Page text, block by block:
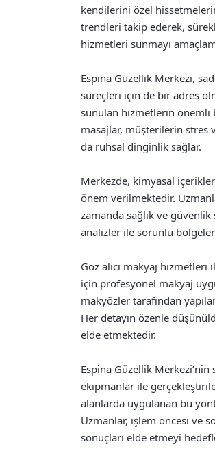
kendilerini özel
trendleri takip ederek,
hizmetleri sunmayı
Espina Güzellik Merkezi,
süreçleri için de bir adres
sunulan hizmetlerin önemli
masajlar, müşterilerin stres
da ruhsal dinginlik sağlar.
Merkezde, kimyasal
önem verilmektedir.
zamanda sağlık ve güvenlik
analizler ile sorunlu
Göz alıcı makyaj
için profesyonel makyaj
makyözler tarafından
Her detayın özenle
elde etmektedir.
Espina Güzellik
ekipmanlar ile
alanlarda uygulanan bu
Uzmanlar, işlem öncesi ve
sonuçları elde etmeyi